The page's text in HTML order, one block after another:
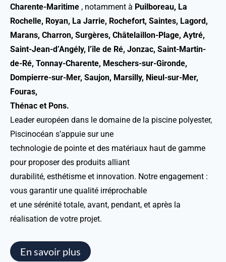
Charente-Maritime , notamment à Puilboreau, La
Rochelle, Royan, La Jarrie, Rochefort, Saintes, Lagord,
Marans, Charron, Surgères, Châtelaillon-Plage, Aytré,
Saint-Jean-d’Angély, l’île de Ré, Jonzac, Saint-Martin-
de-Ré, Tonnay-Charente, Meschers-sur-Gironde,
Dompierre-sur-Mer, Saujon, Marsilly, Nieul-sur-Mer,
Fouras,
Thénac et Pons.
Leader européen dans le domaine de la piscine polyester,
Piscinocéan s’appuie sur une
technologie de pointe et des matériaux haut de gamme
pour proposer des produits alliant
durabilité, esthétisme et innovation. Notre engagement :
vous garantir une qualité irréprochable
et une sérénité totale, avant, pendant, et après la
réalisation de votre projet.
En savoir plus